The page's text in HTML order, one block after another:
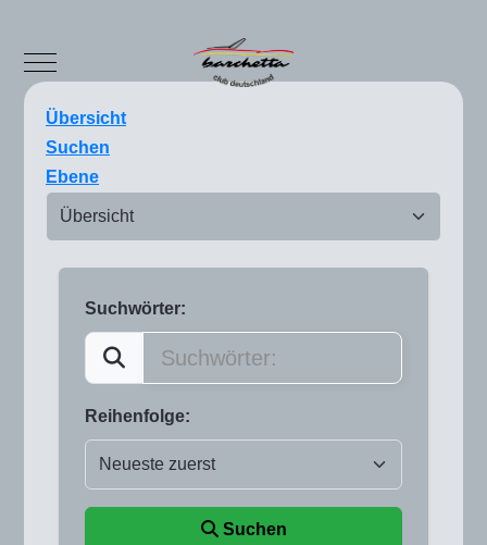
Mobile Menu Toggle
Übersicht
Suchen
Ebene
Suchwörter:
Reihenfolge:
Suchen